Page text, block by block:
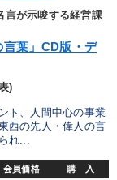
言が示唆する経営課
葉」CD版・デ
)
ト、人間中心の事業
西の先人・偉人の言
れ...
会員価格 購 入